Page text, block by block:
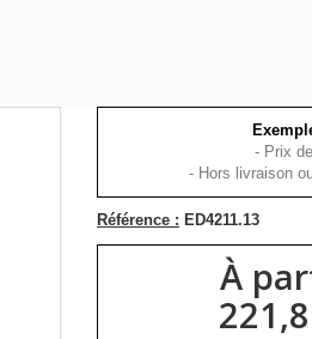
- Prix
- Hors livraison
Référence : ED4211.13
À